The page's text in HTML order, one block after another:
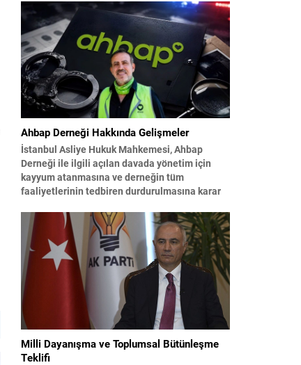
yeni bir döneme girdi. Yaklaşık iki yıldır devam
eden çalışmaların ardından şimdi sürecin yasal
zemini, 12 maddelik bir çerçeve yasa ile
şekillendiriliyor. Bugün komisyonda
görüşülecek olan bu yasa taslağı,...
Ahbap Derneği Hakkında Gelişmeler
İstanbul Asliye Hukuk Mahkemesi, Ahbap
Derneği ile ilgili açılan davada yönetim için
kayyum atanmasına ve derneğin tüm
faaliyetlerinin tedbiren durdurulmasına karar
kararı verilmiş olup son adım doğrudan
yönetime ilişkin bir tedbir niteliği taşıyor.
İstanbul Emniyet Müdürlüğü Mali Suçlarla
Mücadele Şube Müdürlüğü ve İstanbul...
Milli Dayanışma ve Toplumsal Bütünleşme
Teklifi